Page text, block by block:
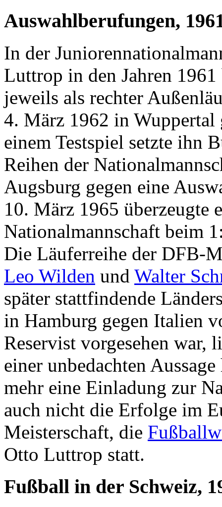
Auswahlberufungen,
In der
Luttrop in den Jahren
jeweils als rechter
4. März 1962 in Wuppertal
einem Testspiel setzte ihn
Reihen der
Augsburg gegen eine
10. März 1965 überzeugte
Nationalmannschaft beim
Die Läuferreihe der DFB-
Leo Wilden und Walter
später stattfindende
in Hamburg gegen Italien
Reservist vorgesehen
einer unbedachten
mehr eine Einladung zur
auch nicht die Erfolge im
Meisterschaft, die
Otto Luttrop statt.
Fußball in der Schweiz,